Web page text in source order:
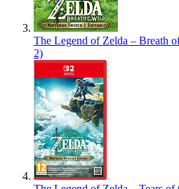
The Legend of Zelda – Breath
2)